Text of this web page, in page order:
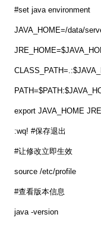
#set java environment
JAVA_HOME=/data/
export JAVA_HOME
:wq! #保存退出
#让修改立即生效
source /etc/profile
#查看版本信息
java -version